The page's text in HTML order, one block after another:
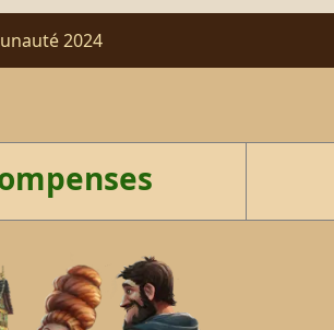
2024